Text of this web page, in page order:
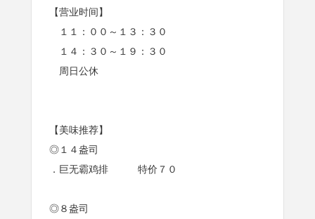
【营业时间】
１１：００～１３：３０
１４：３０～１９：３０
周日公休
【美味推荐】
◎１４盎司
．巨无霸鸡排 特价７０
◎８盎司